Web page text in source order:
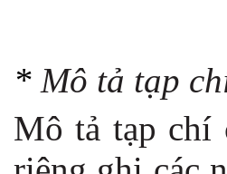
* Mô tả tạp
Mô tả tạp chí